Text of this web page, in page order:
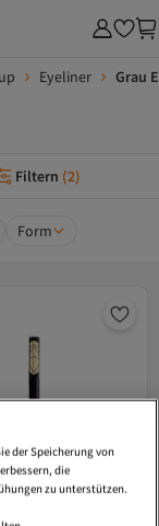
Eyeliner Grau
Filtern (2)
Form
der Speicherung von
die
zu unterstützen.